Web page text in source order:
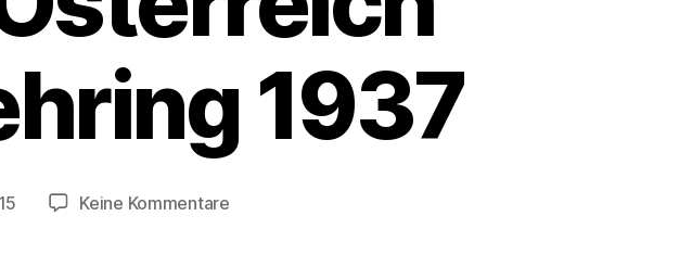
1937
Keine Kommentarezu